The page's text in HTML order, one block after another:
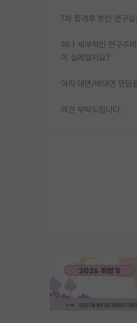
1차 합격후 본인 연구
허나 세부적인 연구주
이 실례일지요?
아직 대면/비대면 면담
의견 부탁드립니다.